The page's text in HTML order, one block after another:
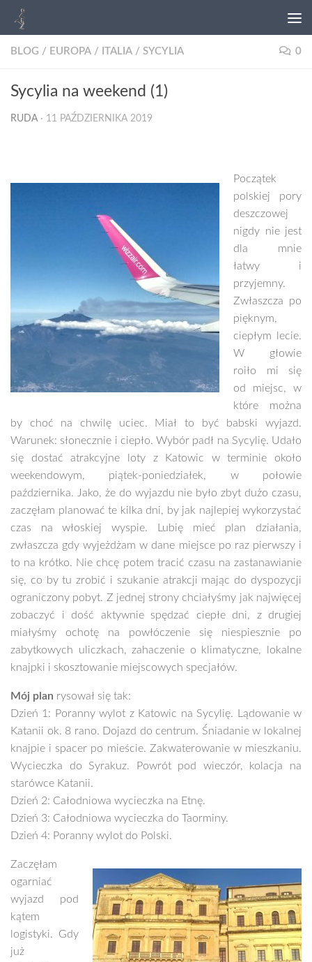
BLOG / EUROPA / ITALIA / SYCYLIA 0
Sycylia na weekend (1)
RUDA · 11 PAŹDZIERNIKA 2019
Początek
polskiej pory
deszczowej
nigdy nie jest
dla mnie
łatwy i
przyjemny.
Zwłaszcza po
pięknym,
ciepłym lecie.
W głowie
roiło mi się
od miejsc, w
które można
by choć na chwilę uciec. Miał to być babski wyjazd.
Warunek: słonecznie i ciepło. Wybór padł na Sycylię. Udało
się dostać atrakcyjne loty z Katowic w terminie około
weekendowym, piątek-poniedziałek, w połowie
października. Jako, że do wyjazdu nie było zbyt dużo czasu,
zaczęłam planować te kilka dni, by jak najlepiej wykorzystać
czas na włoskiej wyspie. Lubię mieć plan działania,
zwłaszcza gdy wyjeżdżam w dane miejsce po raz pierwszy i
to na krótko. Nie chcę potem tracić czasu na zastanawianie
się, co by tu zrobić i szukanie atrakcji mając do dyspozycji
ograniczony pobyt. Z jednej strony chciałyśmy jak najwięcej
zobaczyć i dość aktywnie spędzać ciepłe dni, z drugiej
miałyśmy ochotę na powłóczenie się niespiesznie po
zabytkowych uliczkach, zahaczenie o klimatyczne, lokalne
knajpki i skosztowanie miejscowych specjałów.
Mój plan rysował się tak:
Dzień 1: Poranny wylot z Katowic na Sycylię. Lądowanie w
Katanii ok. 8 rano. Dojazd do centrum. Śniadanie w lokalnej
knajpie i spacer po mieście. Zakwaterowanie w mieszkaniu.
Wycieczka do Syrakuz. Powrót pod wieczór, kolacja na
starówce Katanii.
Dzień 2: Całodniowa wycieczka na Etnę.
Dzień 3: Całodniowa wycieczka do Taorminy.
Dzień 4: Poranny wylot do Polski.
Zaczęłam
ogarniać
wyjazd pod
kątem
logistyki. Gdy
już